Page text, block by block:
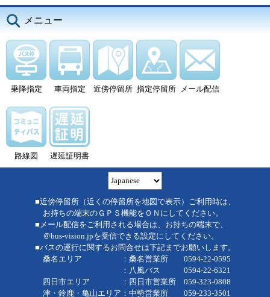
メニュー
乗降指定 車両指定 近傍停留所 指定停留所 メール配信
路線図 遅延証明書
■近傍停留所（近くの停留所を地図で表示）ご利用時は、
お持ちの端末のＧＰＳ機能をＯＮにしてください。
■メール配信をご利用される場合は、お持ちの端末で、
＠bus-vision.jpを受信できる設定にしてください。
■バスの運行に関するお問合せは下記までお願いします。
桑名エリア ：桑名営業所 0594-22-0595
：八風バス 0594-22-6321
四日市エリア ：四日市営業所 059-323-0808
津・鈴鹿・亀山エリア：中勢営業所 059-233-3501